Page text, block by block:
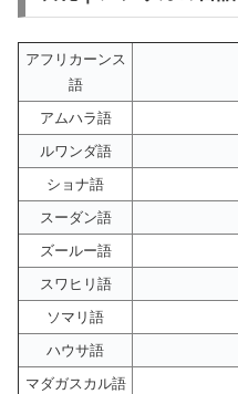
アフリカーンス
語
アムハラ語
ルワンダ語
ショナ語
スーダン語
ズールー語
スワヒリ語
ソマリ語
ハウサ語
マダガスカル語